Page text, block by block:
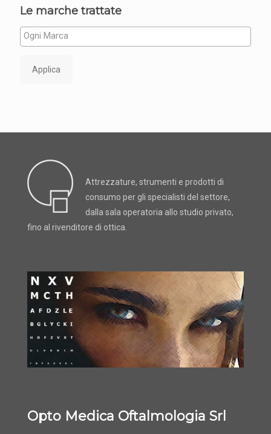
Le marche trattate
Applica
Attrezzature, strumenti e prodotti di
consumo per gli specialisti del settore,
dalla sala operatoria allo studio privato,
fino al rivenditore di ottica.
Opto Medica Oftalmologia Srl